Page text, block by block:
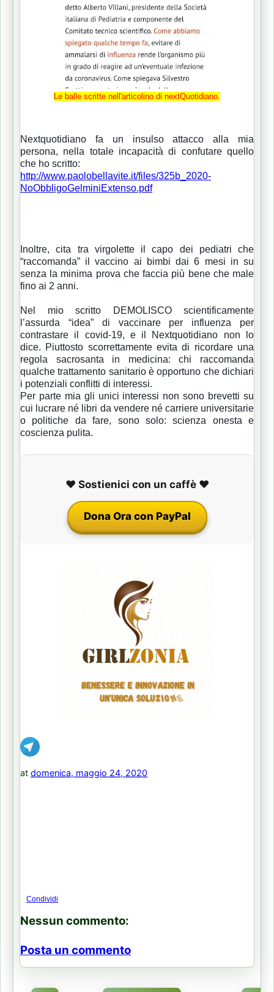
Le balle scritte nell'articolino di nextQuotidiano.
Nextquotidiano fa un insulso attacco alla mia
persona, nella totale incapacità di confutare quello
che ho scritto:
http://www.paolobellavite.it/files/325b_2020-
NoObbligoGelminiExtenso.pdf
Inoltre, cita tra virgolette il capo dei pediatri che
“raccomanda” il vaccino ai bimbi dai 6 mesi in su
senza la minima prova che faccia più bene che male
fino ai 2 anni.
Nel mio scritto DEMOLISCO scientificamente
l’assurda “idea” di vaccinare per influenza per
contrastare il covid-19, e il Nextquotidiano non lo
dice. Piuttosto scorrettamente evita di ricordare una
regola sacrosanta in medicina: chi raccomanda
qualche trattamento sanitario è opportuno che dichiari
i potenziali conflitti di interessi.
Per parte mia gli unici interessi non sono brevetti su
cui lucrare né libri da vendere né carriere universitarie
o politiche da fare, sono solo: scienza onesta e
coscienza pulita.
❤️ Sostienici con un caffè ❤️
Dona Ora con PayPal
at domenica, maggio 24, 2020
Condividi
Nessun commento:
Posta un commento